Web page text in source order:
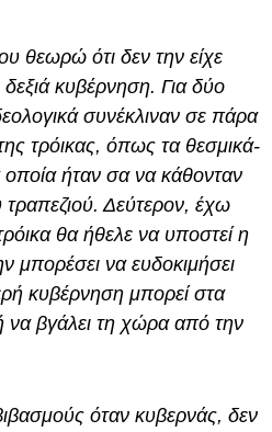
θεωρώ ότι δεν την είχε
κυβέρνηση. Για δύο
συνέκλιναν σε πάρα
τρόικας, όπως τα θεσμικά-
οποία ήταν σα να κάθονταν
Δεύτερον, έχω
θα ήθελε να υποστεί η
μπορέσει να ευδοκιμήσει
κυβέρνηση μπορεί στα
να βγάλει τη χώρα από την
όταν κυβερνάς, δεν